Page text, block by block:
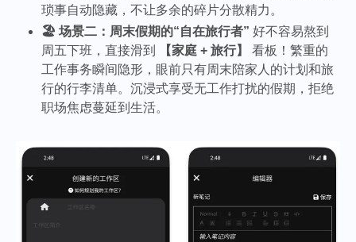
琐事自动隐藏，不让多余的碎片分散精力。
🏖️ 场景二：周末假期的“自在旅行者” 好不容易熬到
周五下班，直接滑到
【家庭 + 旅行】
看板！繁重的
工作事务瞬间隐形，眼前只有周末陪家人的计划和旅
行的行李清单。沉浸式享受无工作打扰的假期，拒绝
职场焦虑蔓延到生活。